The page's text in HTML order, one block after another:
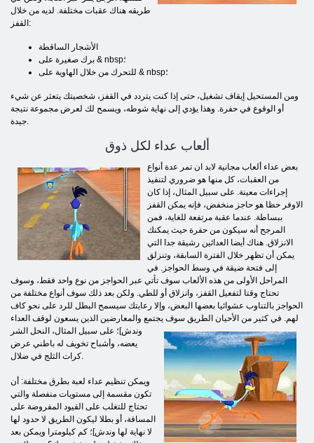
طريقه هناك عقبات مختلفة. لديه من خلال
القفز:
الأشجار الساقطة
برك صغيرة على & nbsp؛
للتحرك من خلال الهاوية على & nbsp؛
ومن المستحيل إيقاف تشغيل، حتى إذا كنت يتردد في القفز، شخصيتك يتعثر عن شيء
أو الوقوع في حفرة. وهذا يؤدي إلى نهاية شوطه، ويسمح لك لعرض مجموعة نتيجة
جيدة.
ألعاب عداء لكل ذوق
بعض عداء ألعاب مجانية لابد ان تمر عدة أنواع
من العقبات، كل منها هو ضروري لتنفيذ
إجراءات معينة. على سبيل المثال، إذا كان
الاوفر حظا هو حاجز منخفض، فإنه يمكن القفز
ببساطة. عندما عقبة مرتفعة للغاية، فمن
المرجح أنه سيكون من حفرة حيث يمكنك
الانزلاق. هناك أيضا العدائين رشيقة جدا التي
يمكن أن تظهر خلال الفترة السابقة، وتنزلق
إلى فتحة ضيقة في وسط الحواجز. في
المراحل الأولى من هذه الألعاب سوف تأتي عبر الحواجز من نوع واحد فقط، وسوف
تحتاج وقتا لتفعيل القفز، وانزلاق أو للطي. ولكن بعد ذلك سوف أنواع مختلفة من
الحواجز بالتناوب عشوائيا بعضها البعض، وإلا رعايتك سيسمح البطل للرد على نحو كاف
لهم. في كثير من الأحيان الطريق سوف يجتمع والمعارضين الذين يسعون لوقف العداء
وندش]؛ على سبيل المثال، النحل الشر
يعضه، وأشباح تخويف له باطني عرض
كرات الثلج في ضلال.
ويمكن تنظيم عداء لعبة بطرق مختلفة: أن
تكون مقسمة إلى مستويات منفصلة والتي
تحتاج للتغلب على القيود المفروضة على
المسافة، أو بطلا ليكون الطريق لا حدود لها
لا نهاية لها وندش]؛ كم كيلومترا ويمكن بعد